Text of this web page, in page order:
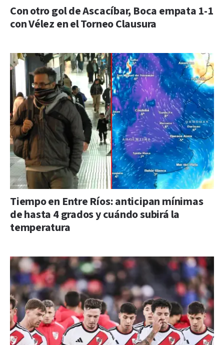
Con otro gol de Ascacíbar, Boca empata 1-1
con Vélez en el Torneo Clausura
Tiempo en Entre Ríos: anticipan mínimas
de hasta 4 grados y cuándo subirá la
temperatura